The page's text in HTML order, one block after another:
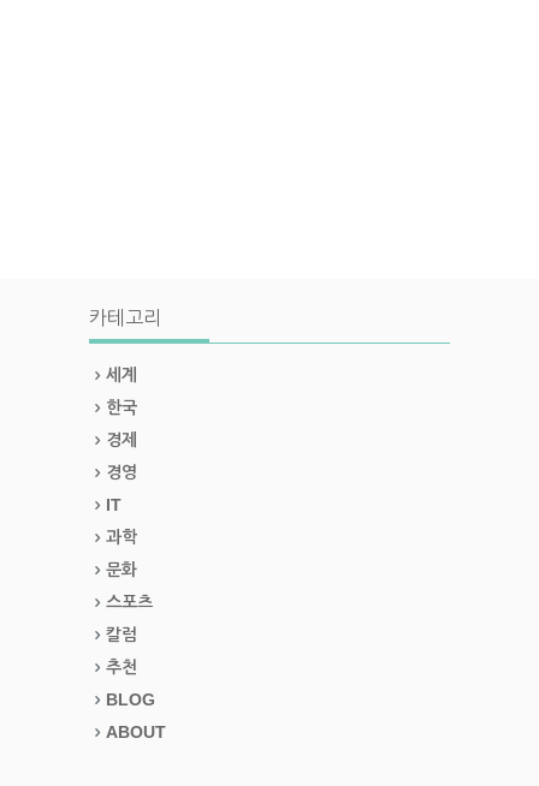
카테고리
세계
한국
경제
경영
IT
과학
문화
스포츠
칼럼
추천
BLOG
ABOUT